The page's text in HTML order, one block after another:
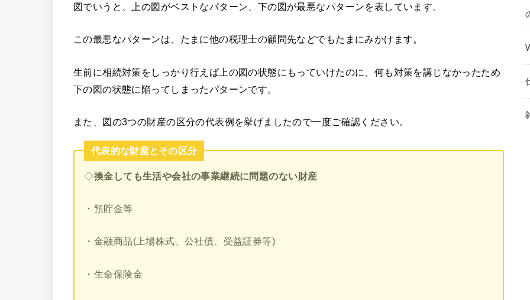
図でいうと、上の図がベストなパターン、下の図が最悪なパターンを表しています。
この最悪なパターンは、たまに他の税理士の顧問先などでもたまにみかけます。
生前に相続対策をしっかり行えば上の図の状態にもっていけたのに、何も対策を講じなかったため
下の図の状態に陥ってしまったパターンです。
また、図の3つの財産の区分の代表例を挙げましたので一度ご確認ください。
代表的な財産とその区分
◇換金しても生活や会社の事業継続に問題のない財産
・預貯金等
・金融商品(上場株式、公社債、受益証券等)
・生命保険金